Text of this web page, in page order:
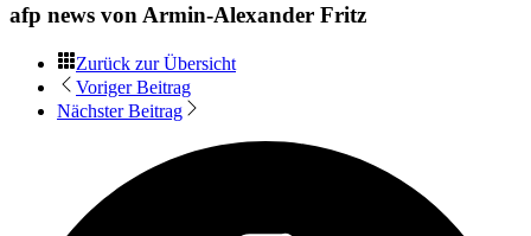
afp news von Armin-Alexander Fritz
Zurück zur Übersicht
Voriger Beitrag
Nächster Beitrag